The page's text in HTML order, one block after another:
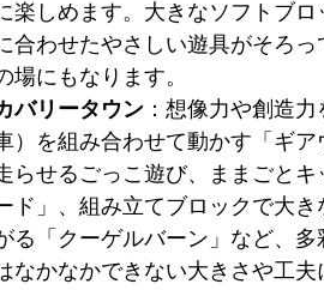
楽しめます。大きなソフトブ
合わせたやさしい遊具がそろ
場にもなります。
バリータウン ：想像力や創造
）を組み合わせて動かす「ギ
らせるごっこ遊び、ままごと
ド」、組み立てブロックで大
る「クーゲルバーン」など、
なかなかできない大きさや工夫